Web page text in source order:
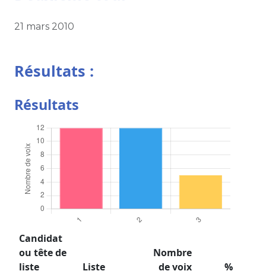
21 mars 2010
Résultats :
Résultats
Candidat
ou tête de
liste
Liste
Nombre
de voix
%